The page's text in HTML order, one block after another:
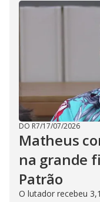
DO R7/17/07/2026
Matheus
na grande
Patrão
O lutador recebeu